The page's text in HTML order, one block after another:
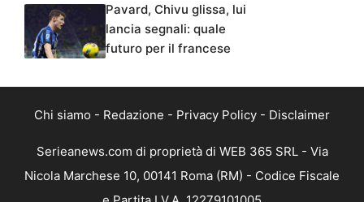
Pavard, Chivu glissa, lui
lancia segnali: quale
futuro per il francese
Chi siamo - Redazione - Privacy Policy - Disclaimer
Serieanews.com di proprietà di WEB 365 SRL - Via
Nicola Marchese 10, 00141 Roma (RM) - Codice Fiscale